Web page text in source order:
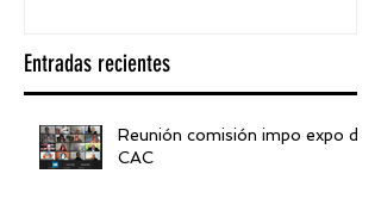
Entradas recientes
Reunión comisión impo expo de
CAC